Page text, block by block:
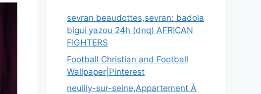
sevran beaudottes,sevran: badola
bigui yazou 24h (dnq) AFRICAN
FIGHTERS
Football Christian and Football
Wallpaper|Pinterest
neuilly-sur-seine,Appartement À